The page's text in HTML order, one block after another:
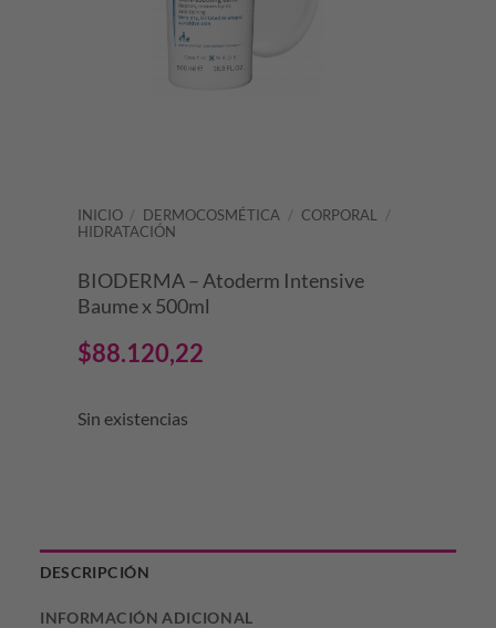
INICIO / DERMOCOSMÉTICA / CORPORAL
/
HIDRATACIÓN
BIODERMA – Atoderm Intensive
Baume x 500ml
$88.120,22
Sin existencias
DESCRIPCIÓN
INFORMACIÓN ADICIONAL